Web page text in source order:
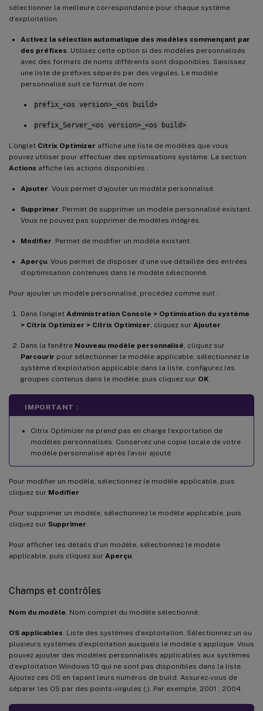
sélectionner la meilleure correspondance pour chaque système
d’exploitation.
Activez la sélection automatique des modèles commençant par
des préfixes . Utilisez cette option si des modèles personnalisés
avec des formats de noms différents sont disponibles. Saisissez
une liste de préfixes séparés par des virgules. Le modèle
personnalisé suit ce format de nom :
prefix_<os version>_<os build>
prefix_Server_<os version>_<os build>
L’onglet Citrix Optimizer affiche une liste de modèles que vous
pouvez utiliser pour effectuer des optimisations système. La section
Actions affiche les actions disponibles :
Ajouter . Vous permet d’ajouter un modèle personnalisé.
Supprimer . Permet de supprimer un modèle personnalisé existant.
Vous ne pouvez pas supprimer de modèles intégrés.
Modifier . Permet de modifier un modèle existant.
Aperçu . Vous permet de disposer d’une vue détaillée des entrées
d’optimisation contenues dans le modèle sélectionné.
Pour ajouter un modèle personnalisé, procédez comme suit :
Dans l’onglet Administration Console > Optimisation du système
> Citrix Optimizer > Citrix Optimizer , cliquez sur Ajouter
Dans la fenêtre Nouveau modèle personnalisé , cliquez sur
Parcourir pour sélectionner le modèle applicable, sélectionnez le
système d’exploitation applicable dans la liste, configurez les
groupes contenus dans le modèle, puis cliquez sur OK
IMPORTANT :
Citrix Optimizer ne prend pas en charge l’exportation de
modèles personnalisés. Conservez une copie locale de votre
modèle personnalisé après l’avoir ajouté.
Pour modifier un modèle, sélectionnez le modèle applicable, puis
cliquez sur Modifier
Pour supprimer un modèle, sélectionnez le modèle applicable, puis
cliquez sur Supprimer
Pour afficher les détails d’un modèle, sélectionnez le modèle
applicable, puis cliquez sur Aperçu
Champs et contrôles
Nom du modèle . Nom complet du modèle sélectionné.
OS applicables . Liste des systèmes d’exploitation. Sélectionnez un ou
plusieurs systèmes d’exploitation auxquels le modèle s’applique. Vous
pouvez ajouter des modèles personnalisés applicables aux systèmes
d’exploitation Windows 10 qui ne sont pas disponibles dans la liste.
Ajoutez ces OS en tapant leurs numéros de build. Assurez-vous de
séparer les OS par des points-virgules (;). Par exemple, 2001 ; 2004.